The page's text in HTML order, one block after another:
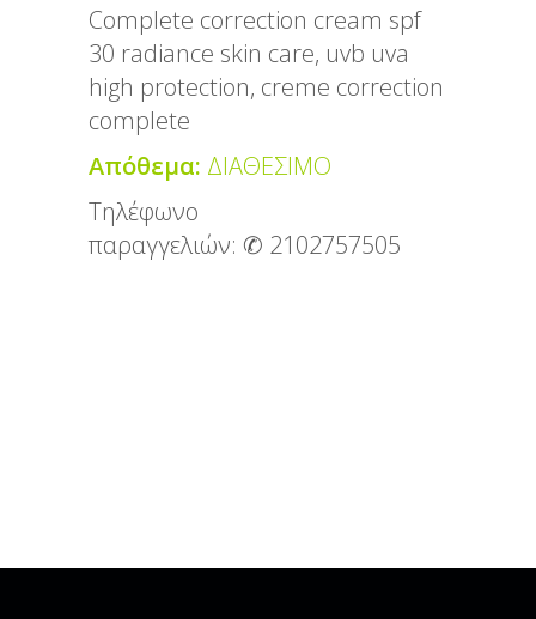
Complete correction cream spf
30 radiance skin care, uvb uva
high protection, creme correction
complete
Απόθεμα: ΔΙΑΘΕΣΙΜΟ
Τηλέφωνο
παραγγελιών: ✆ 2102757505